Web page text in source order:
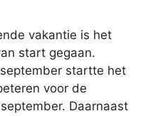
vakantie is het
start gegaan.
startte het
voor de
Daarnaast